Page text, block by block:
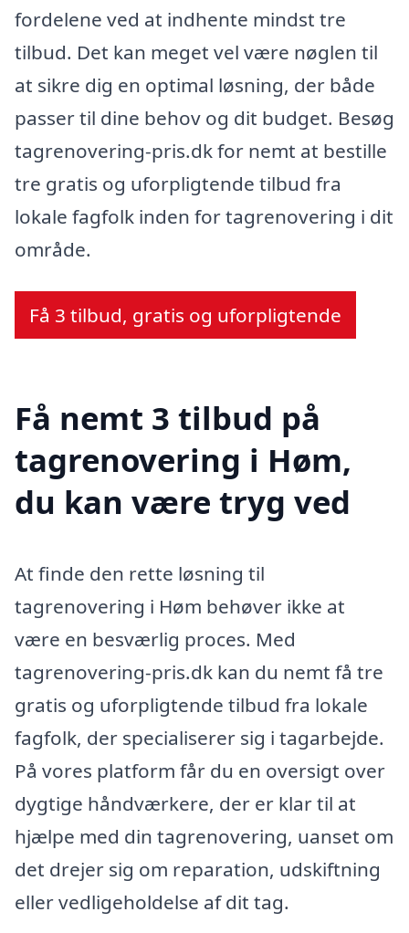
fordelene ved at indhente mindst tre
tilbud. Det kan meget vel være nøglen til
at sikre dig en optimal løsning, der både
passer til dine behov og dit budget. Besøg
tagrenovering-pris.dk for nemt at bestille
tre gratis og uforpligtende tilbud fra
lokale fagfolk inden for tagrenovering i dit
område.
Få 3 tilbud, gratis og uforpligtende
Få nemt 3 tilbud på
tagrenovering i Høm,
du kan være tryg ved
At finde den rette løsning til
tagrenovering i Høm behøver ikke at
være en besværlig proces. Med
tagrenovering-pris.dk kan du nemt få tre
gratis og uforpligtende tilbud fra lokale
fagfolk, der specialiserer sig i tagarbejde.
På vores platform får du en oversigt over
dygtige håndværkere, der er klar til at
hjælpe med din tagrenovering, uanset om
det drejer sig om reparation, udskiftning
eller vedligeholdelse af dit tag.